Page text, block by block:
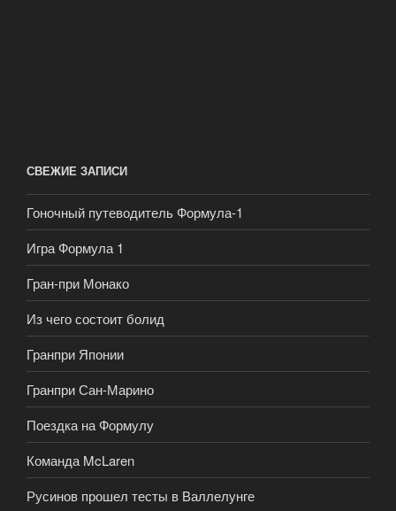
СВЕЖИЕ ЗАПИСИ
Гоночный путеводитель Формула-1
Игра Формула 1
Гран-при Монако
Из чего состоит болид
Гранпри Японии
Гранпри Сан-Марино
Поездка на Формулу
Команда McLaren
Русинов прошел тесты в Валлелунге